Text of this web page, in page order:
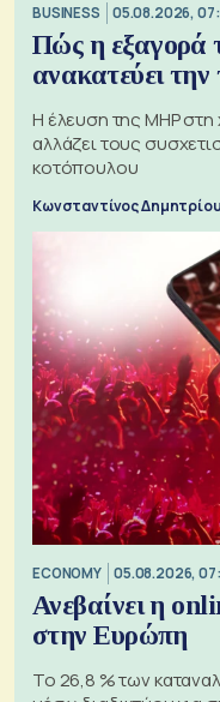
BUSINESS 05.08.2026,
Πώς η εξαγορά
ανακατεύει
H έλευση της MHP
αλλάζει τους
κοτόπουλου
Κωνσταντίνος Δημητρίου
ECONOMY 05.08.2026,
Ανεβαίνει η
στην Ευρώπη
Το 26,8 % των